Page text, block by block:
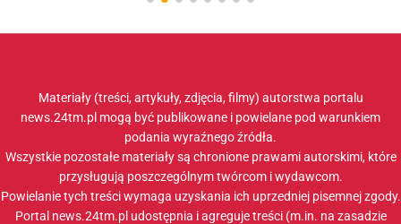
Materiały (treści, artykuły, zdjęcia, filmy) autorstwa portalu
news.24tm.pl mogą być publikowane i powielane pod warunkiem
podania wyraźnego źródła.
Wszystkie pozostałe materiały są chronione prawami autorskimi, które
przysługują poszczególnym twórcom i wydawcom.
Powielanie tych treści wymaga uzyskania ich uprzedniej pisemnej zgody.
Portal news.24tm.pl udostępnia i agreguje treści (m.in. na zasadzie